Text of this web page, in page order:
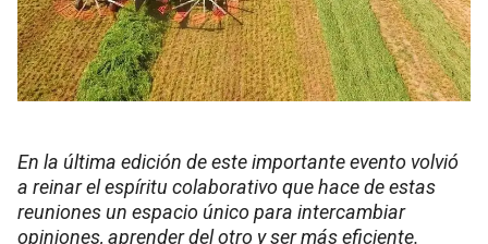
En la última edición de este importante evento volvió
a reinar el espíritu colaborativo que hace de estas
reuniones un espacio único para intercambiar
opiniones, aprender del otro y ser más eficiente.